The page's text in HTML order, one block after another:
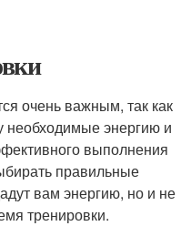
очень важным, так как
необходимые энергию и
выполнения
правильные
вам энергию, но и не
тренировки.